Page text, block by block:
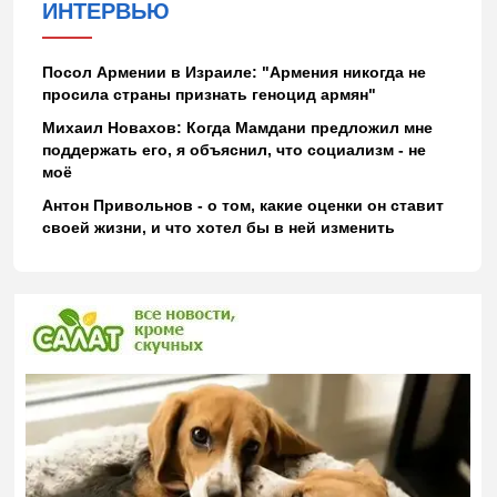
ИНТЕРВЬЮ
Посол Армении в Израиле: "Армения никогда не
просила страны признать геноцид армян"
Михаил Новахов: Когда Мамдани предложил мне
поддержать его, я объяснил, что социализм - не
моё
Антон Привольнов - о том, какие оценки он ставит
своей жизни, и что хотел бы в ней изменить